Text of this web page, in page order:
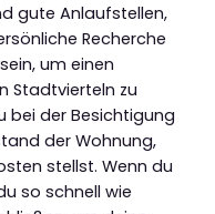
gute Anlaufstellen,
Recherche
um einen
Stadtvierteln zu
bei der Besichtigung
der Wohnung,
stellst. Wenn du
so schnell wie